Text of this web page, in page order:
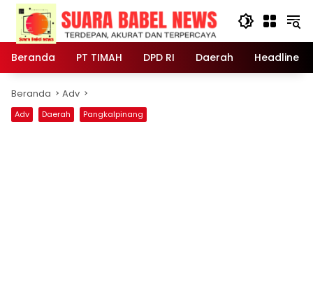
Langsung
konten
Beranda
PT TIMAH DPD RI Daerah Headline
Beranda Adv
Adv Daerah Pangkalpinang